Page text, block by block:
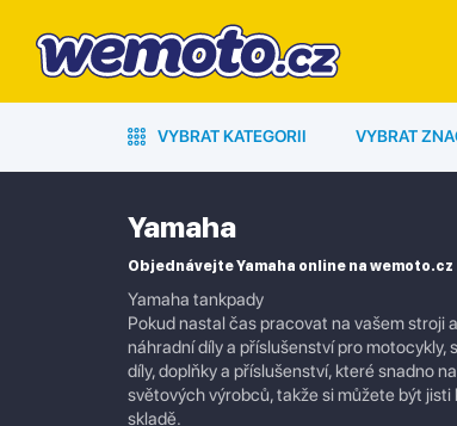
VYBRAT KATEGORII VYBRAT
Yamaha
Objednávejte Yamaha online na wemoto.cz
Yamaha tankpady
Pokud nastal čas pracovat na vašem stroji
náhradní díly a příslušenství pro
díly, doplňky a příslušenství, které snadno
světových výrobců, takže si můžete být
skladě.